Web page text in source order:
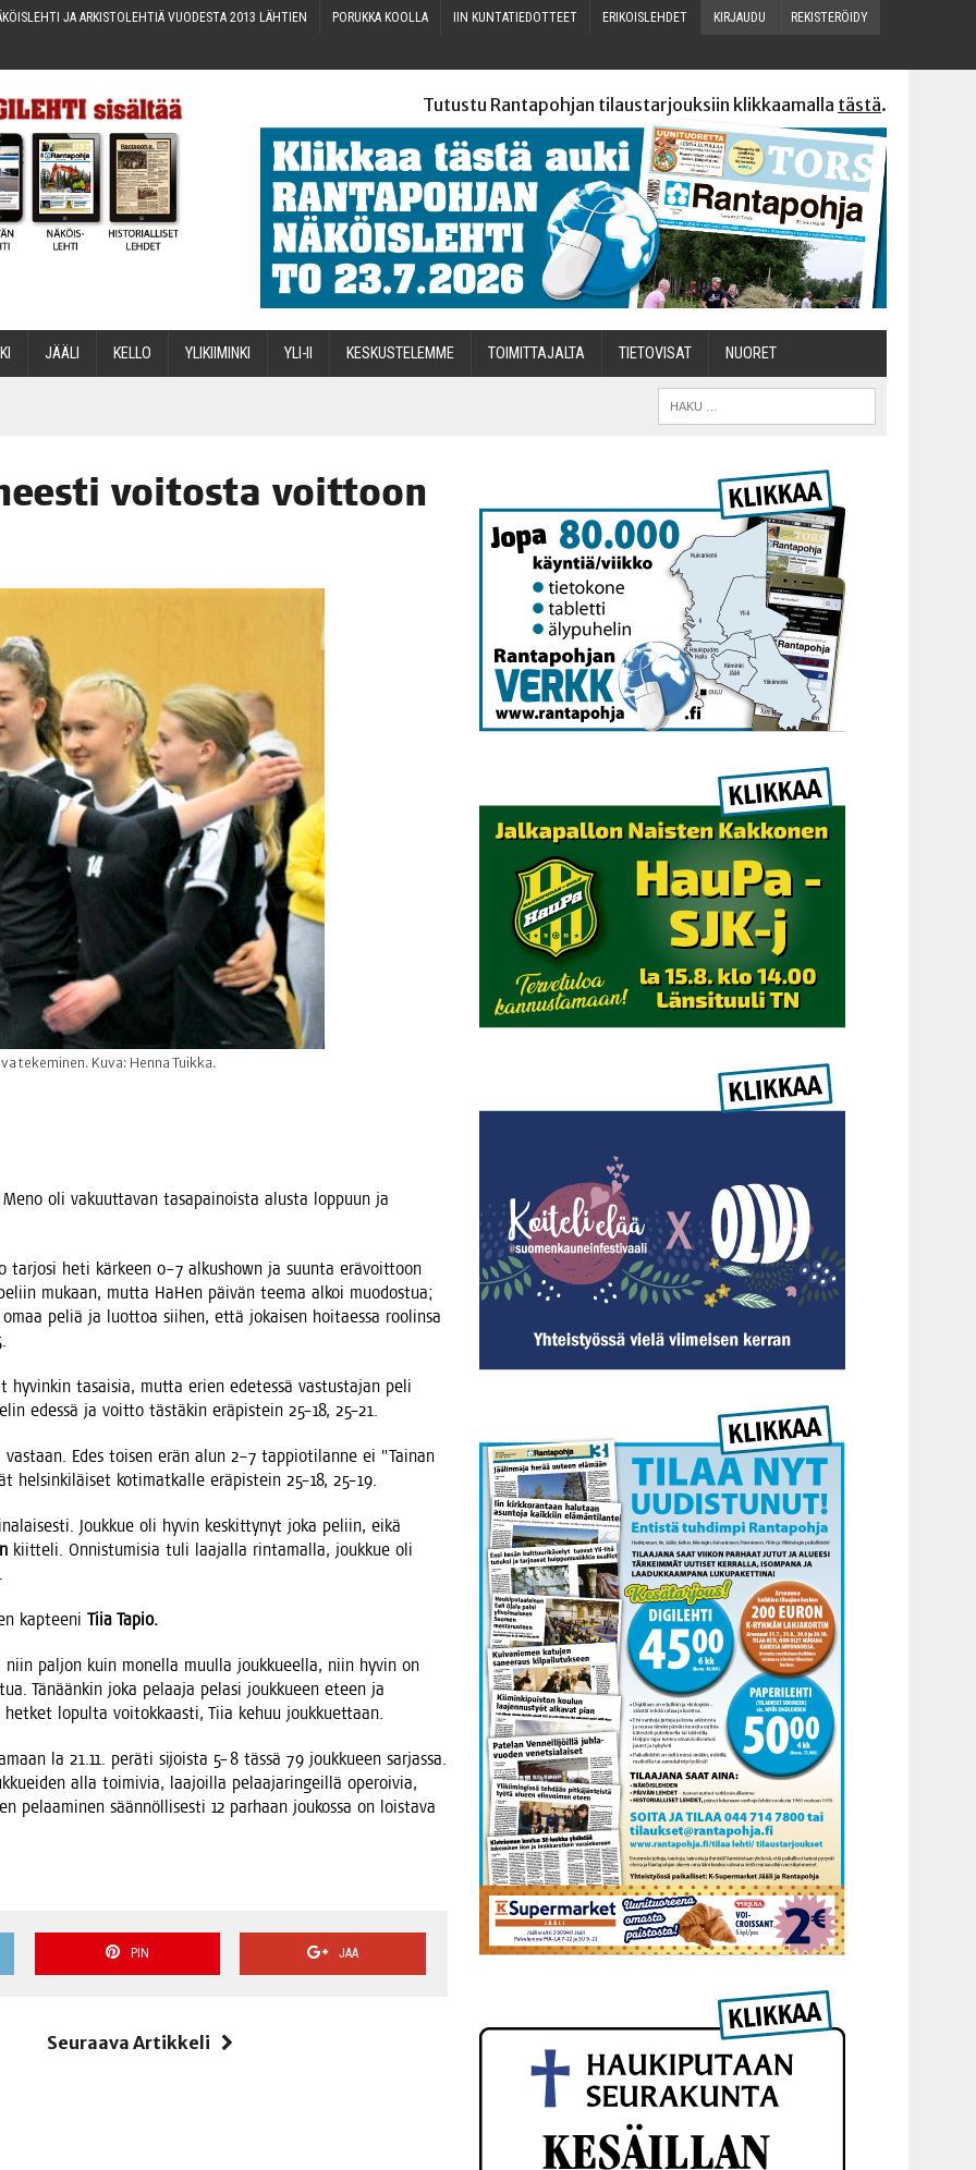
JA ARKIS­TO­LEH­TIÄ VUO­DES­TA 2013 LÄHTIEN PORUK­KA KOOLLA IIN KUN­TA­TIE­DOT­TEET ERI­KOIS­LEH­DET KIR­JAU­DU REKIS­TE­RÖI­DY
Tutustu Rantapohjan tilaustarjouksiin klikkaamalla tästä.
JÄÄ­LI KEL­LO YLI­KII­MIN­KI YLI-II KES­KUS­TE­LEM­ME TOI­MIT­TA­JAL­TA TIETOVISAT NUO­RET
voi­tos­ta voittoon
tekeminen. Kuva: Henna Tuikka.
oli vakuut­ta­van tasa­pai­nois­ta alus­ta lop­puun ja
tar­jo­si heti kär­keen 0–7 alkus­hown ja suun­ta erä­voit­toon
mukaan, mut­ta HaHen päi­vän tee­ma alkoi muo­dos­tua;
peliä ja luot­toa sii­hen, että jokai­sen hoi­taes­sa roo­lin­sa
hyvin­kin tasai­sia, mut­ta erien ede­tes­sä vas­tus­ta­jan peli
edes­sä ja voit­to täs­tä­kin erä­pis­tein 25–18, 25–21.
Edes toi­sen erän alun 2–7 tap­pio­ti­lan­ne ei ”Tai­nan
koti­mat­kal­le erä­pis­tein 25–18, 25–19.
Jouk­kue oli hyvin kes­kit­ty­nyt joka peliin, eikä
kiit­te­li. Onnis­tu­mi­sia tuli laa­jal­la rin­ta­mal­la, jouk­kue oli
kap­tee­ni Tiia Tapio.
pal­jon kuin monel­la muul­la jouk­ku­eel­la, niin hyvin on
Tänään­kin joka pelaa­ja pela­si jouk­ku­een eteen ja
lopul­ta voi­tok­kaas­ti, Tiia kehuu joukkuettaan.
la 21.11. perä­ti sijois­ta 5–8 täs­sä 79 jouk­ku­een sar­jas­sa.
alla toi­mi­via, laa­joil­la pelaa­ja­rin­geil­lä ope­roi­via,
pelaa­mi­nen sään­nöl­li­ses­ti 12 par­haan jou­kos­sa on lois­ta­va
PIN JAA
Seuraava Artikkeli